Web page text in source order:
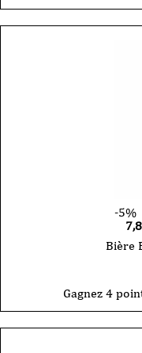
-5%
Bière
Gagnez 4